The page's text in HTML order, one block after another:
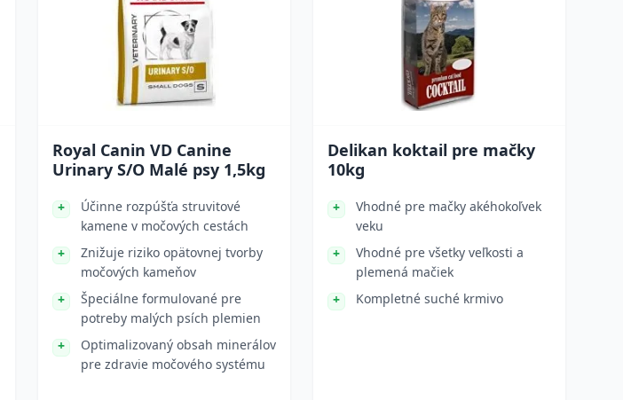
Royal Canin VD Canine
Urinary S/O Malé psy 1,5kg
Účinne rozpúšťa struvitové
kamene v močových cestách
Znižuje riziko opätovnej tvorby
močových kameňov
Špeciálne formulované pre
potreby malých psích plemien
Optimalizovaný obsah minerálov
pre zdravie močového systému
Delikan koktail pre mačky
10kg
Vhodné pre mačky akéhokoľvek
veku
Vhodné pre všetky veľkosti a
plemená mačiek
Kompletné suché krmivo